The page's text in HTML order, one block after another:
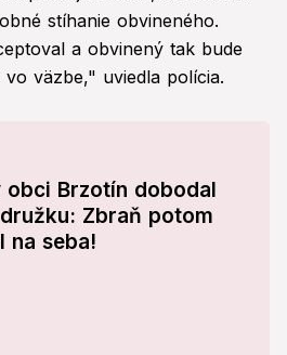
stíhanie obvineného.
a obvinený tak bude
väzbe," uviedla polícia.
obci Brzotín dobodal
Zbraň potom
na seba!